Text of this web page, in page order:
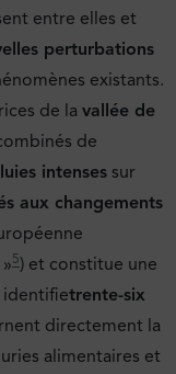
entre elles et
perturbations
existants.
de la vallée de
de
intenses sur
aux changements
»5) et constitue une
identifietrente-six
directement la
alimentaires et